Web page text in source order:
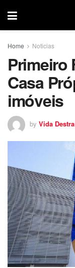
Home Noticias
Primeiro
Casa
imóveis
by Vida